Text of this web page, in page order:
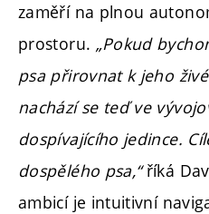
zaměří na plnou
prostoru. „Pokud
psa přirovnat k jeho
nachází se teď ve
dospívajícího jedince.
dospělého psa,“říká
ambicí je intuitivní